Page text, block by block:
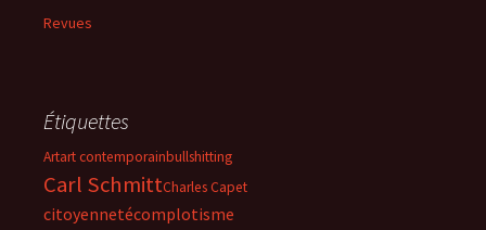
Revues
Étiquettes
Artart contemporainbullshitting
Carl SchmittCharles Capet
citoyennetécomplotisme